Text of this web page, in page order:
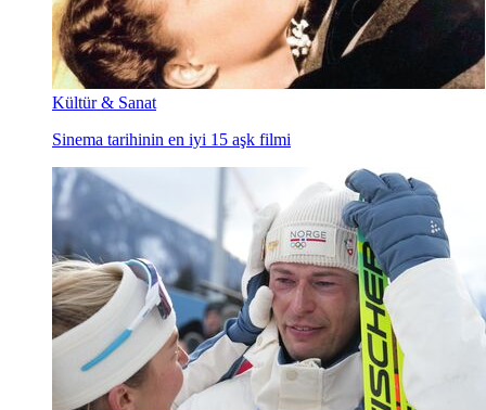
Kültür & Sanat
Sinema tarihinin en iyi 15 aşk filmi